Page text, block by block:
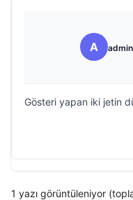
A admin
Gösteri yapan iki jetin
1 yazı görüntüleniyor